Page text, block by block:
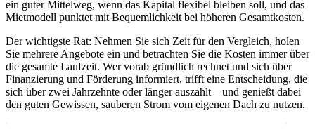
ein guter Mittelweg, wenn das Kapital flexibel bleiben soll, und das
Mietmodell punktet mit Bequemlichkeit bei höheren Gesamtkosten.
Der wichtigste Rat: Nehmen Sie sich Zeit für den Vergleich, holen
Sie mehrere Angebote ein und betrachten Sie die Kosten immer über
die gesamte Laufzeit. Wer vorab gründlich rechnet und sich über
Finanzierung und Förderung informiert, trifft eine Entscheidung, die
sich über zwei Jahrzehnte oder länger auszahlt – und genießt dabei
den guten Gewissen, sauberen Strom vom eigenen Dach zu nutzen.